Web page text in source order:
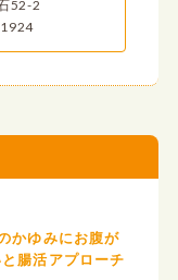
52-2
かゆみにお腹が
腸活アプローチ